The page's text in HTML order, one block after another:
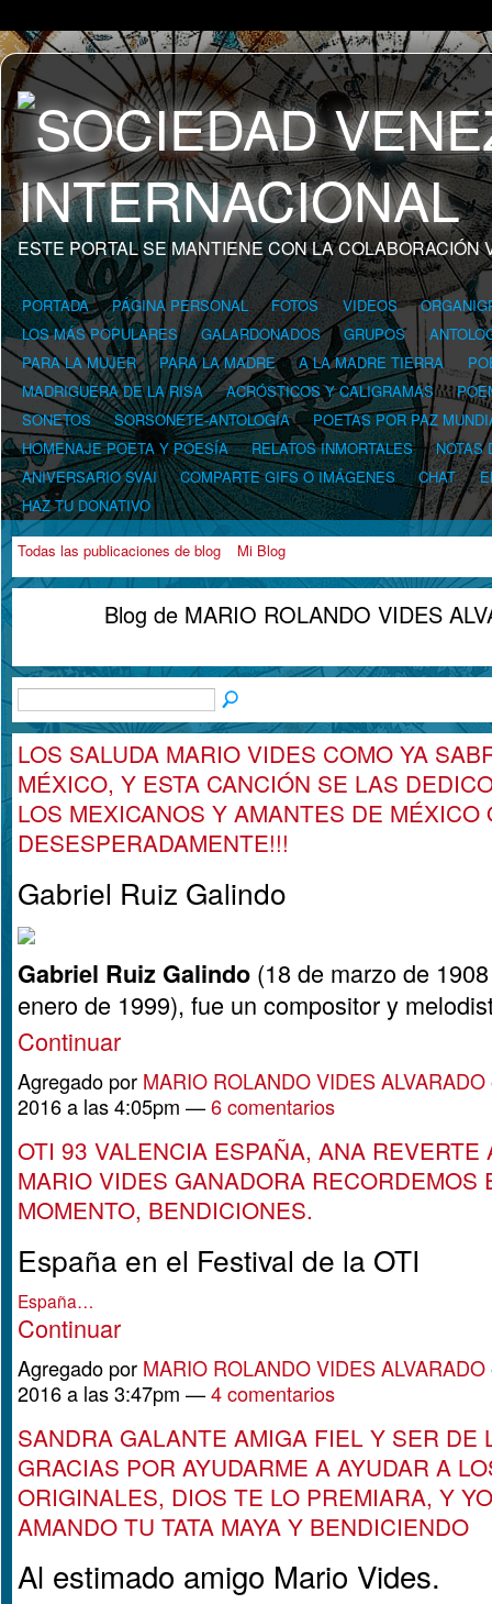
ESTE PORTAL SE MANTIENE CON LA COLABORACIÓN
PORTADA PÁGINA PERSONAL FOTOS VIDEOS
LOS MÁS POPULARES
GALARDONADOS GRUPOS
PARA LA MUJER
PARA LA MADRE A LA MADRE TIERRA
MADRIGUERA DE LA RISA
ACRÓSTICOS Y CALIGRAMAS
SONETOS
SORSONETE-ANTOLOGÍA
POETAS POR PAZ
HOMENAJE POETA Y POESÍA
RELATOS INMORTALES
NOTAS
ANIVERSARIO SVAI
COMPARTE GIFS O IMÁGENES CHAT
HAZ TU DONATIVO
Todas las publicaciones de blog Mi Blog
Blog de MARIO ROLANDO VIDES
LOS SALUDA MARIO VIDES COMO YA
MÉXICO, Y ESTA CANCIÓN SE LAS
LOS MEXICANOS Y AMANTES DE MÉXICO
DESESPERADAMENTE!!!
Gabriel Ruiz Galindo
Gabriel Ruiz Galindo (18 de marzo de
enero de 1999), fue un compositor y
Continuar
Agregado por MARIO ROLANDO VIDES ALVARADO
2016 a las 4:05pm —6 comentarios
OTI 93 VALENCIA ESPAÑA, ANA REVERTE
MARIO VIDES GANADORA RECORDEMOS
MOMENTO, BENDICIONES.
España en el Festival de la OTI
España…
Continuar
Agregado por MARIO ROLANDO VIDES ALVARADO
2016 a las 3:47pm —4 comentarios
SANDRA GALANTE AMIGA FIEL Y SER DE
GRACIAS POR AYUDARME A AYUDAR A
ORIGINALES, DIOS TE LO PREMIARA, Y
AMANDO TU TATA MAYA Y BENDICIENDO
Al estimado amigo Mario Vides.